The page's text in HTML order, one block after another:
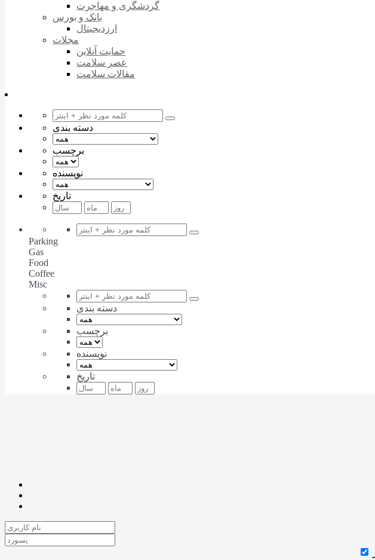
گردشگری و مهاجرت
بانک و بورس
ارزدیجیتال
مجلات
حمایت آنلاین
عصر سلامت
مقالات سلامت
دسته بندی
برچسب
نویسنده
تاریخ
Parking
Gas
Food
Coffee
Misc
دسته بندی
برچسب
نویسنده
تاریخ